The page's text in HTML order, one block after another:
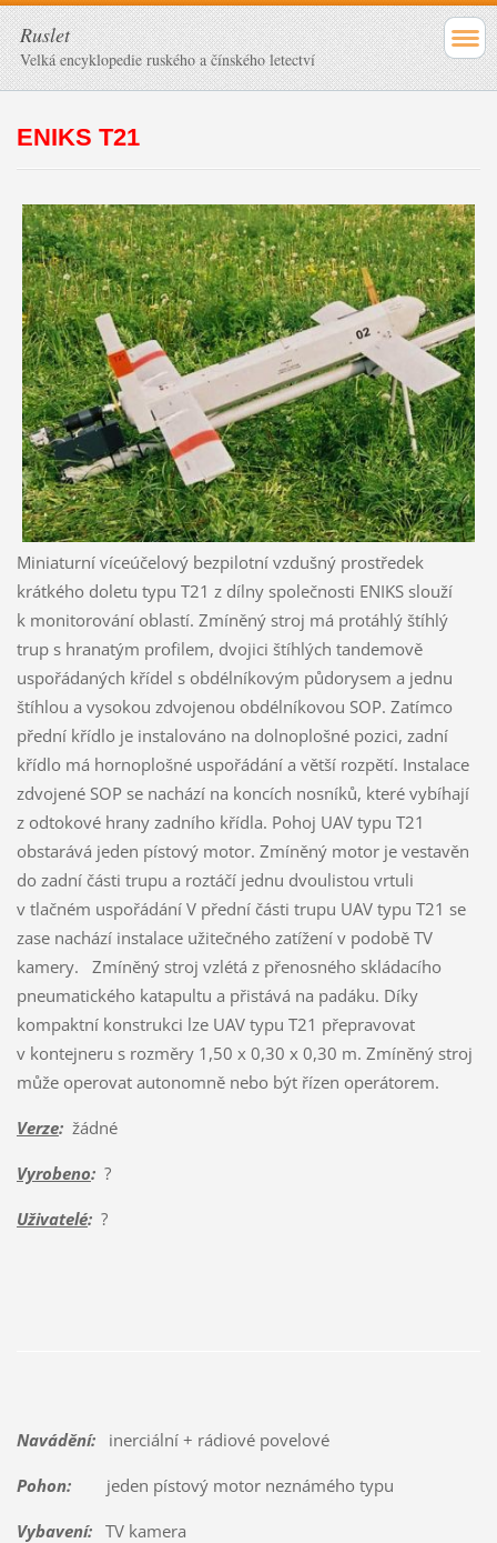
Ruslet
Velká encyklopedie ruského a čínského letectví
ENIKS T21
Miniaturní víceúčelový bezpilotní vzdušný prostředek
krátkého doletu typu T21 z dílny společnosti ENIKS slouží
k monitorování oblastí. Zmíněný stroj má protáhlý štíhlý
trup s hranatým profilem, dvojici štíhlých tandemově
uspořádaných křídel s obdélníkovým půdorysem a jednu
štíhlou a vysokou zdvojenou obdélníkovou SOP. Zatímco
přední křídlo je instalováno na dolnoplošné pozici, zadní
křídlo má hornoplošné uspořádání a větší rozpětí. Instalace
zdvojené SOP se nachází na koncích nosníků, které vybíhají
z odtokové hrany zadního křídla. Pohoj UAV typu T21
obstarává jeden pístový motor. Zmíněný motor je vestavěn
do zadní části trupu a roztáčí jednu dvoulistou vrtuli
v tlačném uspořádání V přední části trupu UAV typu T21 se
zase nachází instalace užitečného zatížení v podobě TV
kamery. Zmíněný stroj vzlétá z přenosného skládacího
pneumatického katapultu a přistává na padáku. Díky
kompaktní konstrukci lze UAV typu T21 přepravovat
v kontejneru s rozměry 1,50 x 0,30 x 0,30 m. Zmíněný stroj
může operovat autonomně nebo být řízen operátorem.
Verze:žádné
Vyrobeno:?
Uživatelé:?
Navádění:inerciální + rádiové povelové
Pohon:jeden pístový motor neznámého typu
Vybavení:TV kamera